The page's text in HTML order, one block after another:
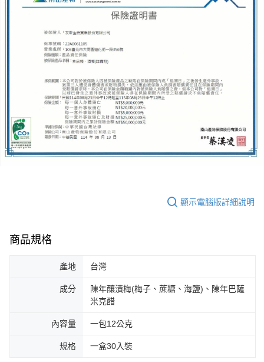
顯示電腦版詳細說明
商品規格
產地 台灣
成分
陳年釀漬梅(梅子、蔗糖、海鹽)、陳年巴薩
米克醋
內容量 一包12公克
規格 一盒30入裝